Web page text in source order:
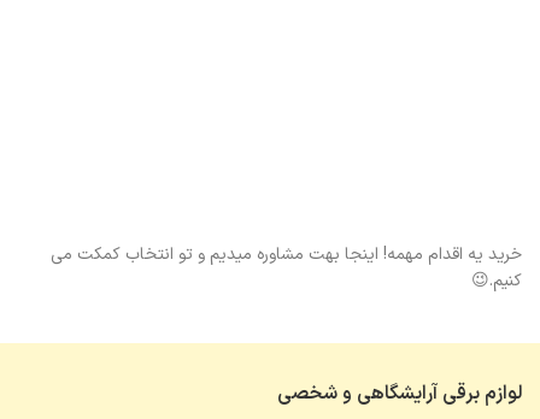
خرید یه اقدام مهمه! اینجا بهت مشاوره میدیم و تو انتخاب کمکت می
کنیم.😉
لوازم برقی آرایشگاهی و شخصی